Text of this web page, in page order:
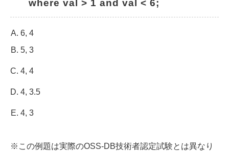
where val > 1 and val < 6;
6, 4
5, 3
4, 4
4, 3.5
4, 3
※この例題は実際のOSS-DB技術者認定試験とは異なり